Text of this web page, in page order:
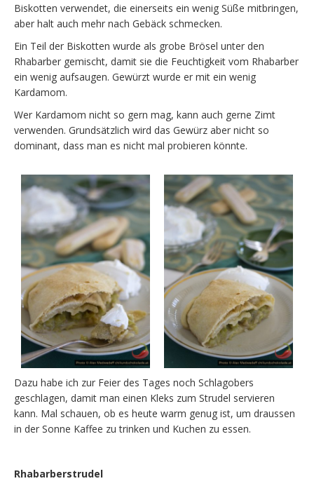
Biskotten verwendet, die einerseits ein wenig Süße mitbringen,
aber halt auch mehr nach Gebäck schmecken.
Ein Teil der Biskotten wurde als grobe Brösel unter den
Rhabarber gemischt, damit sie die Feuchtigkeit vom Rhabarber
ein wenig aufsaugen. Gewürzt wurde er mit ein wenig
Kardamom.
Wer Kardamom nicht so gern mag, kann auch gerne Zimt
verwenden. Grundsätzlich wird das Gewürz aber nicht so
dominant, dass man es nicht mal probieren könnte.
Dazu habe ich zur Feier des Tages noch Schlagobers
geschlagen, damit man einen Kleks zum Strudel servieren
kann. Mal schauen, ob es heute warm genug ist, um draussen
in der Sonne Kaffee zu trinken und Kuchen zu essen.
Rhabarberstrudel